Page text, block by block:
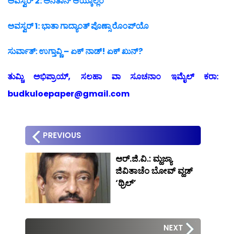
ಅವಸ್ವರ್‍ 1: ಭಾತಾ ಗಾದ್ಯಾಂತ್ ಪೊಣ್ಸಾ ರೊಂಪ್‍ಯೊ
ಸುರ್ವಾತ್: ಉಗ್ತಾವ್ಣಿ – ಏಕ್ ನಾಡ್! ಏಕ್ ಖುನ್?
ತುಮ್ಚಿ ಅಭಿಪ್ರಾಯ್, ಸಲಹಾ ವಾ ಸೂಚನಾಂ ಇಮೈಲ್ ಕರಾ:
budkuloepaper@gmail.com
PREVIOUS
ಆರ್.ಜಿ.ವಿ.: ಮ್ಹಜ್ಯಾ
ಜಿವಿತಾಚೆಂ ಬೋವ್ ವ್ಹಡ್
‘ಥ್ರಿಲ್’
NEXT